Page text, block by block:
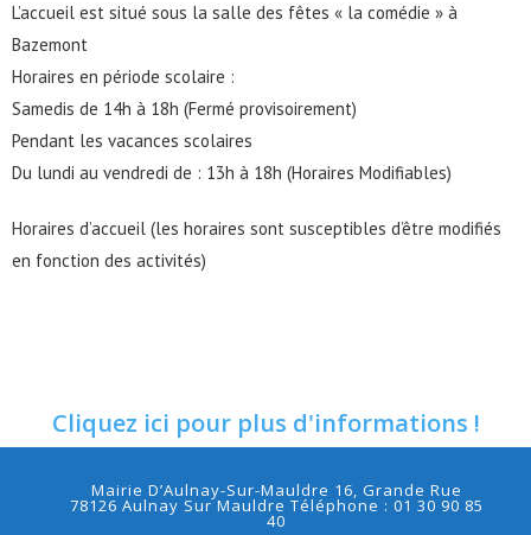
L’accueil est situé sous la salle des fêtes « la comédie » à
Bazemont
Horaires en période scolaire :
Samedis de 14h à 18h (Fermé provisoirement)
Pendant les vacances scolaires
Du lundi au vendredi de : 13h à 18h (Horaires Modifiables)
Horaires d’accueil (les horaires sont susceptibles d’être modifiés
en fonction des activités)
Cliquez ici pour plus d'informations !
Mairie D’Aulnay-Sur-Mauldre 16, Grande Rue
78126 Aulnay Sur Mauldre Téléphone : 01 30 90 85
40